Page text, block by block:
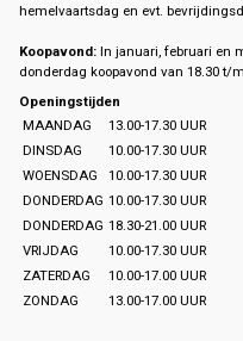
hemelvaartsdag en evt.
Koopavond: In januari, februari en
donderdag koopavond van 18.30 t/
Openingstijden
MAANDAG
13.00-17.30 UUR
DINSDAG
10.00-17.30 UUR
WOENSDAG
10.00-17.30 UUR
DONDERDAG 10.00-17.30 UUR
DONDERDAG 18.30-21.00 UUR
VRIJDAG
10.00-17.30 UUR
ZATERDAG
10.00-17.00 UUR
ZONDAG
13.00-17.00 UUR